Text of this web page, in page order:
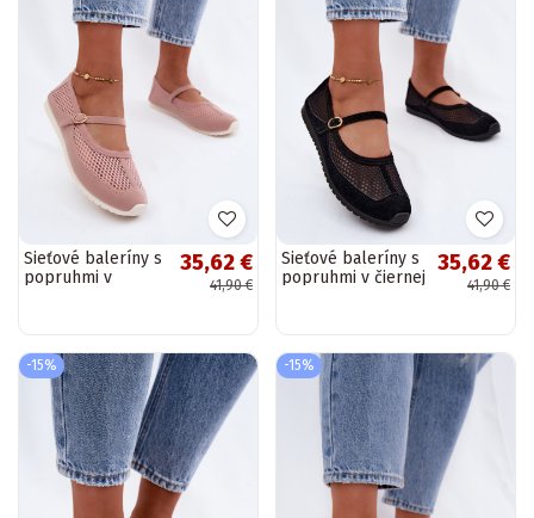
Sieťové baleríny s
popruhmi v
35,62 €
41,90 €
Sieťové baleríny s
popruhmi v čiernej
35,62 €
41,90 €
-15% -15%